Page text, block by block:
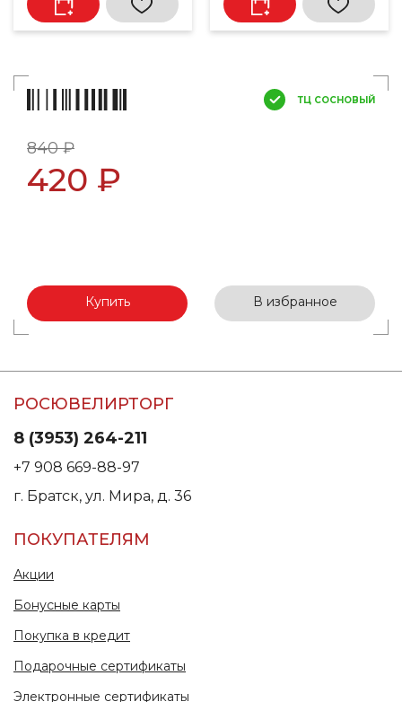
ТЦ СОСНОВЫЙ
840 ₽
420 ₽
Купить В избранное
РОСЮВЕЛИРТОРГ
8 (3953) 264-211
+7 908 669-88-97
г. Братск, ул. Мира, д. 36
ПОКУПАТЕЛЯМ
Акции
Бонусные карты
Покупка в кредит
Подарочные сертификаты
Электронные сертификаты